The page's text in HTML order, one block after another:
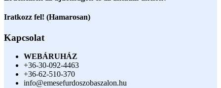
Iratkozz fel! (Hamarosan)
Kapcsolat
WEBÁRUHÁZ
+36-30-092-4463
+36-62-510-370
info@emesefurdoszobaszalon.hu